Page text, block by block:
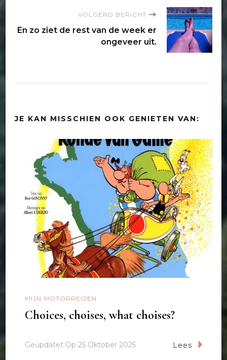
VOLGEND BERICHT
En zo ziet de rest van de week er
ongeveer uit.
JE KAN MISSCHIEN OOK GENIETEN VAN:
MIJN MOTORREIZEN
Choices, choises, what choises?
Geüpdatet Op 25 Oktober 2025 Lees